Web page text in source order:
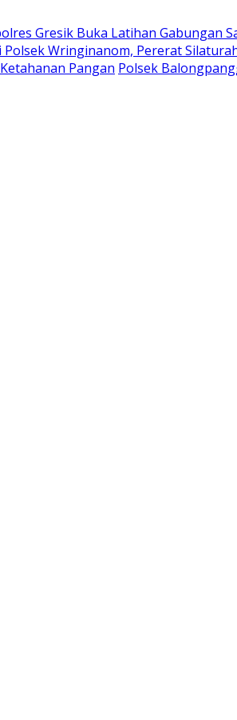
Gresik Buka Latihan Gabungan
Wringinanom, Pererat
Pangan Polsek